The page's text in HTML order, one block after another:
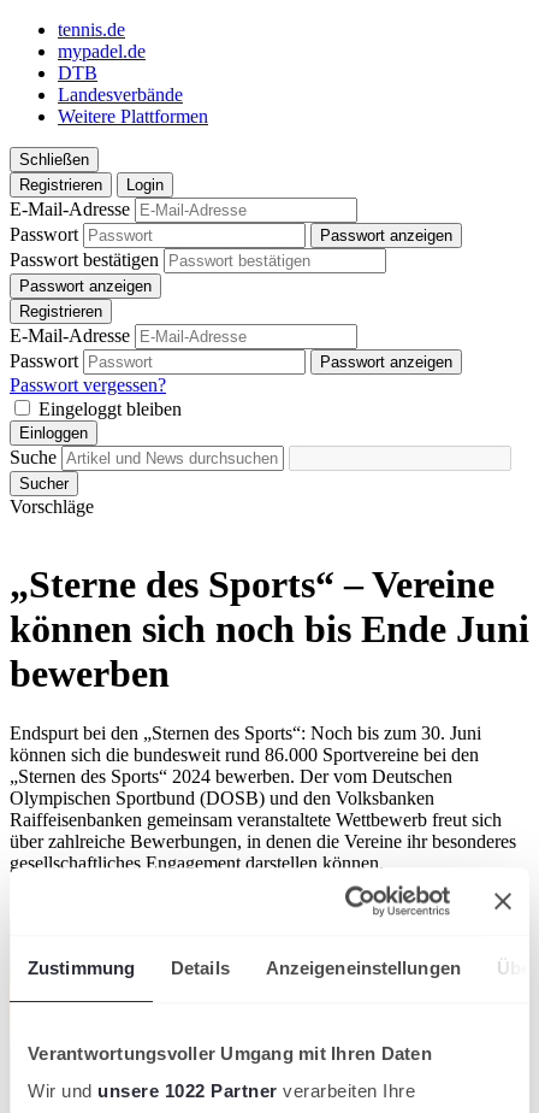
Zustimmung Details Anzeigeneinstellungen
Verantwortungsvoller Umgang mit Ihren Daten
Wir und unsere 1022 Partner verarbeiten Ihre
tennis.de
mypadel.de
DTB
Landesverbände
Weitere Plattformen
Schließen
Registrieren
Login
E-Mail-Adresse
Passwort
Passwort anzeigen
Passwort bestätigen
Passwort anzeigen
Registrieren
E-Mail-Adresse
Passwort
Passwort anzeigen
Passwort vergessen?
Eingeloggt bleiben
Einloggen
Suche
Sucher
Vorschläge
„Sterne des Sports“ – Vereine
können sich noch bis Ende Juni
bewerben
Endspurt bei den „Sternen des Sports“: Noch bis zum 30. Juni
können sich die bundesweit rund 86.000 Sportvereine bei den
„Sternen des Sports“ 2024 bewerben. Der vom Deutschen
Olympischen Sportbund (DOSB) und den Volksbanken
Raiffeisenbanken gemeinsam veranstaltete Wettbewerb freut sich
über zahlreiche Bewerbungen, in denen die Vereine ihr besonderes
gesellschaftliches Engagement darstellen können.